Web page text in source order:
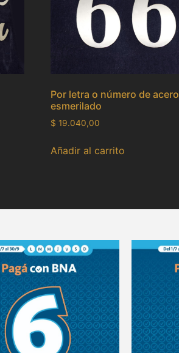
Por letra o número de acero
esmerilado
$ 19.040,00
Añadir al carrito